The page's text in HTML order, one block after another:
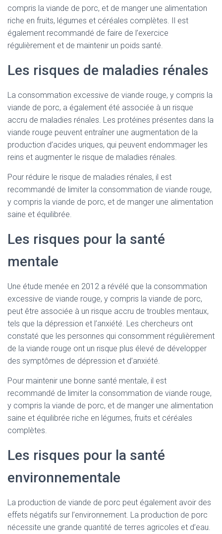
compris la viande de porc, et de manger une alimentation
riche en fruits, légumes et céréales complètes. Il est
également recommandé de faire de l’exercice
régulièrement et de maintenir un poids santé.
Les risques de maladies rénales
La consommation excessive de viande rouge, y compris la
viande de porc, a également été associée à un risque
accru de maladies rénales. Les protéines présentes dans la
viande rouge peuvent entraîner une augmentation de la
production d’acides uriques, qui peuvent endommager les
reins et augmenter le risque de maladies rénales.
Pour réduire le risque de maladies rénales, il est
recommandé de limiter la consommation de viande rouge,
y compris la viande de porc, et de manger une alimentation
saine et équilibrée.
Les risques pour la santé
mentale
Une étude menée en 2012 a révélé que la consommation
excessive de viande rouge, y compris la viande de porc,
peut être associée à un risque accru de troubles mentaux,
tels que la dépression et l’anxiété. Les chercheurs ont
constaté que les personnes qui consomment régulièrement
de la viande rouge ont un risque plus élevé de développer
des symptômes de dépression et d’anxiété.
Pour maintenir une bonne santé mentale, il est
recommandé de limiter la consommation de viande rouge,
y compris la viande de porc, et de manger une alimentation
saine et équilibrée riche en légumes, fruits et céréales
complètes.
Les risques pour la santé
environnementale
La production de viande de porc peut également avoir des
effets négatifs sur l’environnement. La production de porc
nécessite une grande quantité de terres agricoles et d’eau.